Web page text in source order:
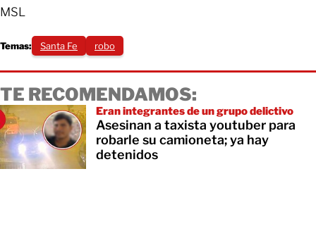
MSL
Temas: Santa Fe robo
TE RECOMENDAMOS:
Eran integrantes de un grupo delictivo
Asesinan a taxista youtuber para
robarle su camioneta; ya hay
detenidos